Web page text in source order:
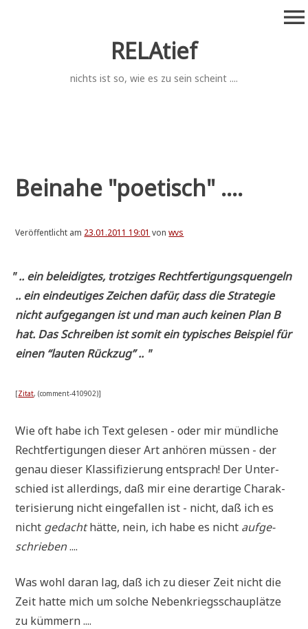
RELAtief
nichts ist so, wie es zu sein scheint ....
menu
Beinahe "poetisch" ....
Veröffentlicht am 23.01.2011 19:01 vonwvs
".. ein belei­dig­tes, trot­zi­ges Recht­fer­ti­gungs­quen­geln
.. ein ein­deu­ti­ges Zei­chen dafür, dass die Stra­te­gie
nicht auf­ge­gan­gen ist und man auch kei­nen Plan B
hat. Das Schrei­ben ist somit ein typi­sches Bei­spiel für
einen “lau­ten Rückzug” .. "
[Zitat, (com­ment-410902)]
Wie oft habe ich Text gele­sen - oder mir münd­li­che
Recht­fer­ti­gun­gen die­ser Art anhö­ren müs­sen - der
genau die­ser Klas­si­fi­zie­rung ent­sprach! Der Unter­
schied ist aller­dings, daß mir eine der­ar­ti­ge Cha­rak­
te­ri­sie­rung nicht ein­ge­fal­len ist - nicht, daß ich es
nicht gedachthät­te, nein, ich habe es nicht auf­ge­
schrie­ben....
Was wohl dar­an lag, daß ich zu die­ser Zeit nicht die
Zeit hat­te mich um sol­che Neben­kriegs­schau­plät­ze
zu kümmern ....